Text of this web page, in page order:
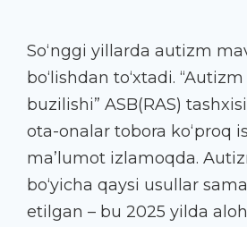
So‘nggi yillarda autizm
bo‘lishdan to‘xtadi.
buzilishi” ASB(RAS)
ota-onalar tobora ko‘proq
ma’lumot izlamoqda.
bo‘yicha qaysi usullar
etilgan – bu 2025 yilda